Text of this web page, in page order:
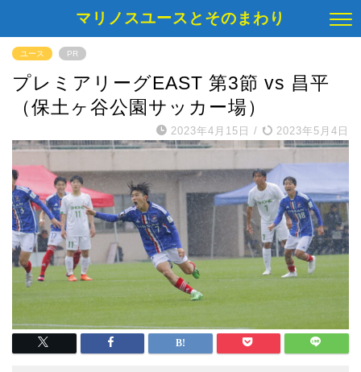
マリノスユースとそのまわり
ユース PR
プレミアリーグEAST 第3節 vs 昌平
（保土ヶ谷公園サッカー場）
2023年4月15日 / 2023年5月4日